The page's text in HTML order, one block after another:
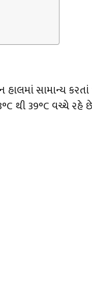
હાલમાં સામાન્ય
થી 39°C વચ્ચે રહે